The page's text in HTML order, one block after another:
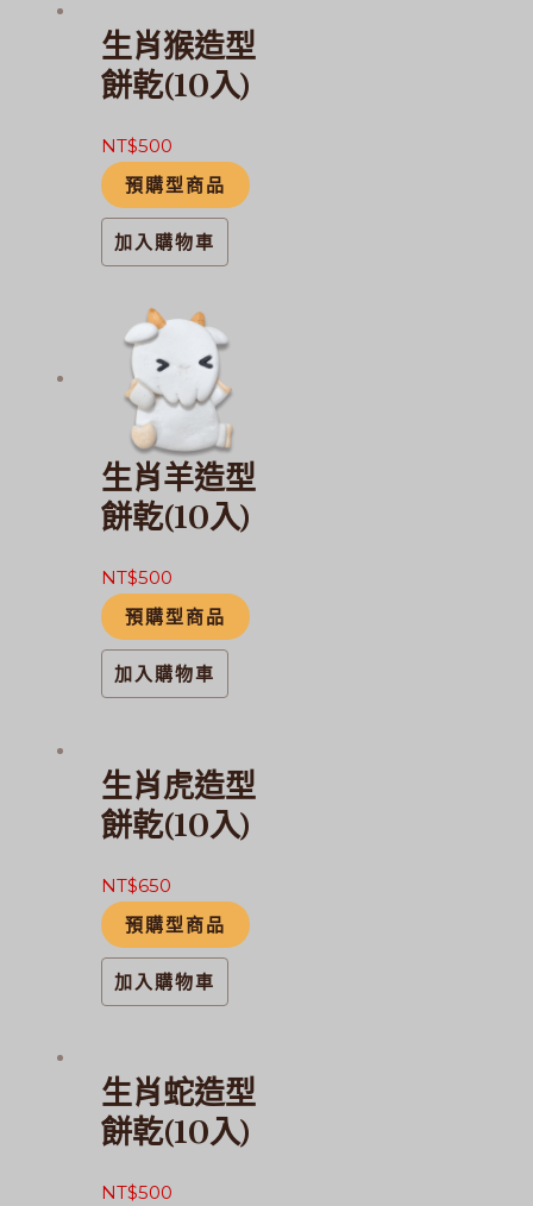
生肖猴造型
餅乾(10入)
NT$500
預購型商品
加入購物車
生肖羊造型
餅乾(10入)
NT$500
預購型商品
加入購物車
生肖虎造型
餅乾(10入)
NT$650
預購型商品
加入購物車
生肖蛇造型
餅乾(10入)
NT$500